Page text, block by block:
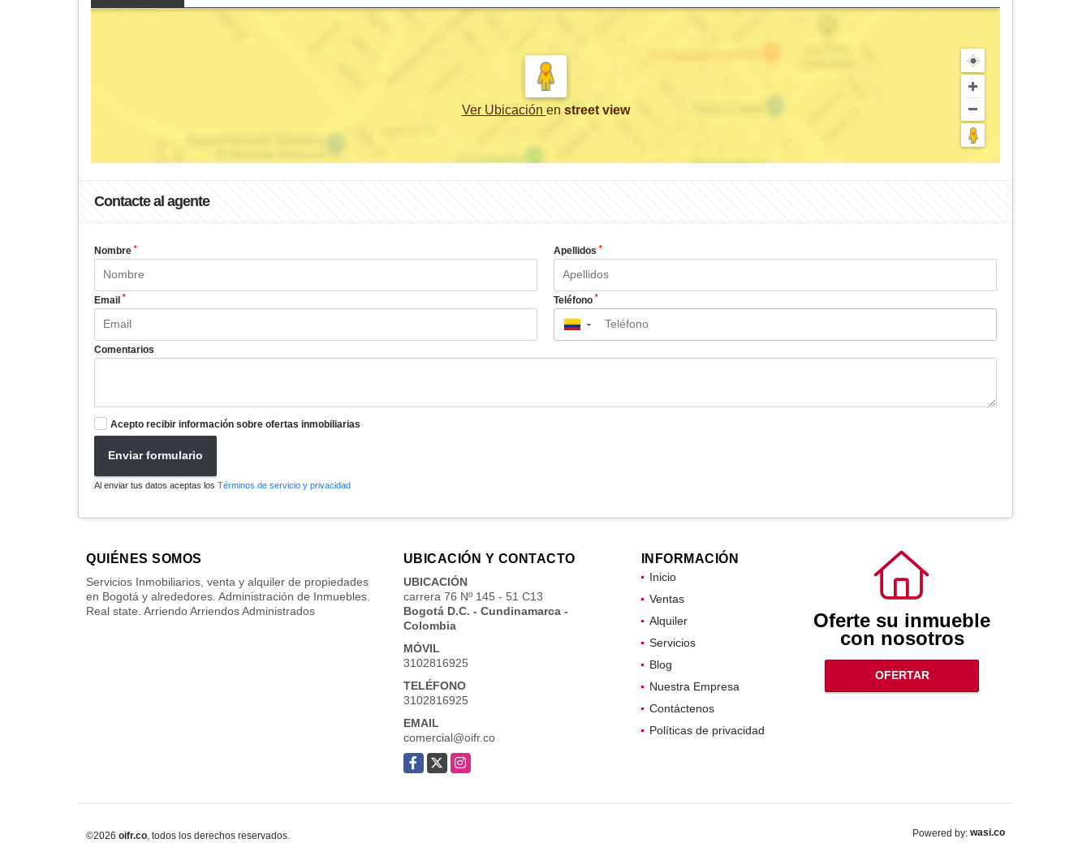
Ver Ubicación en street view
Contacte al agente
Nombre * Apellidos *
Email * Teléfono *
▼
Comentarios
Acepto recibir información sobre ofertas inmobiliarias
Enviar formulario
Al enviar tus datos aceptas los Términos de servicio y privacidad
QUIÉNES SOMOS
Servicios Inmobiliarios, venta y alquiler de propiedades
en Bogotá y alrededores. Administración de Inmuebles.
Real state. Arriendo Arriendos Administrados
UBICACIÓN Y CONTACTO
UBICACIÓN
carrera 76 Nº 145 - 51 C13
Bogotá D.C. - Cundinamarca -
Colombia
MÓVIL
3102816925
TELÉFONO
3102816925
EMAIL
comercial@oifr.co
Facebook
X Instagram
INFORMACIÓN
Inicio
Ventas
Alquiler
Servicios
Blog
Nuestra Empresa
Contáctenos
Políticas de privacidad
Oferte su inmueble
con nosotros
OFERTAR
©2026 oifr.co, todos los derechos reservados. Powered by: wasi.co